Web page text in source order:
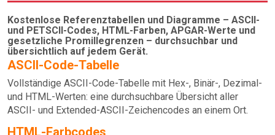
Kostenlose Referenztabellen und Diagramme – ASCII-
und PETSCII-Codes, HTML-Farben, APGAR-Werte und
gesetzliche Promillegrenzen – durchsuchbar und
übersichtlich auf jedem Gerät.
ASCII-Code-Tabelle
Vollständige ASCII-Code-Tabelle mit Hex-, Binär-, Dezimal-
und HTML-Werten: eine durchsuchbare Übersicht aller
ASCII- und Extended-ASCII-Zeichencodes an einem Ort.
HTML-Farbcodes